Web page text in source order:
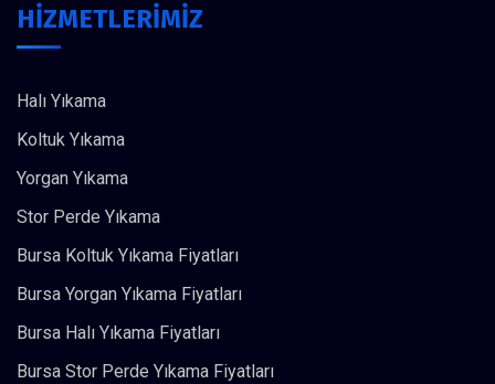
HİZMETLERİMİZ
Halı Yıkama
Koltuk Yıkama
Yorgan Yıkama
Stor Perde Yıkama
Bursa Koltuk Yıkama Fiyatları
Bursa Yorgan Yıkama Fiyatları
Bursa Halı Yıkama Fiyatları
Bursa Stor Perde Yıkama Fiyatları